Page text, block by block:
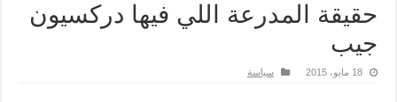
حقيقة المدرعة اللي فيها دركسيون
جيب
18 مايو، 2015 سياسة